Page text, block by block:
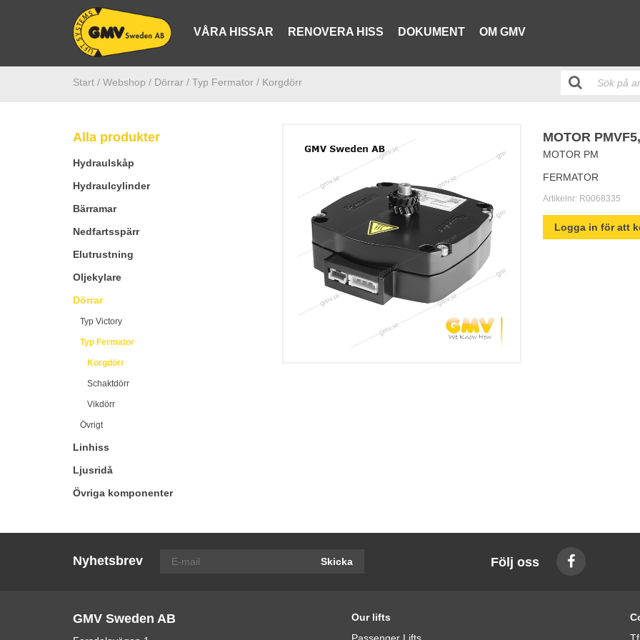
VÅRA HISSAR RENOVERA HISS DOKUMENT OM GMV
Start / Webshop / Dörrar / Typ Fermator / Korgdörr
Alla produkter
Hydraulskåp
Hydraulcylinder
Bärramar
Nedfartsspärr
Elutrustning
Oljekylare
Dörrar
Typ Victory
Typ Fermator
Korgdörr
Schaktdörr
Vikdörr
Övrigt
Linhiss
Ljusridå
Övriga komponenter
MOTOR
MOTOR PM
FERMATOR
Artikelnr: R0068335
Logga in för att
Nyhetsbrev Skicka Följ oss
GMV Sweden AB
Our lifts